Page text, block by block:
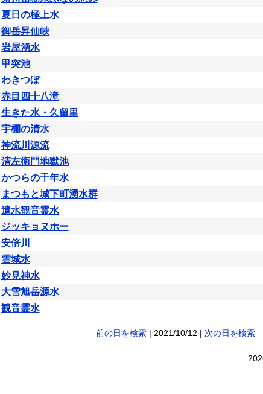
夏日の極上水
御岳昇仙峽
岩屋湧水
甲突池
わきつぼ
赤目四十八滝
生きた水・久留里
宇棚の清水
神流川源流
清左衛門地獄池
かつらの千年水
まつもと城下町湧水群
遣水観音霊水
ジッキョヌホー
安倍川
雲城水
妙見神水
大雪旭岳源水
観音霊水
前の日を検索| 2021/10/12 | 次の日を検索